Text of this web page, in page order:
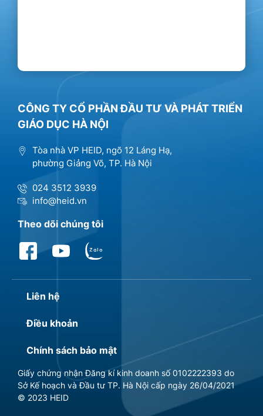
CÔNG TY CỔ PHẦN ĐẦU TƯ VÀ PHÁT TRIỂN
GIÁO DỤC HÀ NỘI
Tòa nhà VP HEID, ngõ 12 Láng Hạ,
phường Giảng Võ, TP. Hà Nội
024 3512 3939
info@heid.vn
Theo dõi chúng tôi
Liên hệ
Điều khoản
Chính sách bảo mật
Giấy chứng nhận Đăng kí kinh doanh số 0102222393 do
Sở Kế hoạch và Đầu tư TP. Hà Nội cấp ngày 26/04/2021
© 2023 HEID